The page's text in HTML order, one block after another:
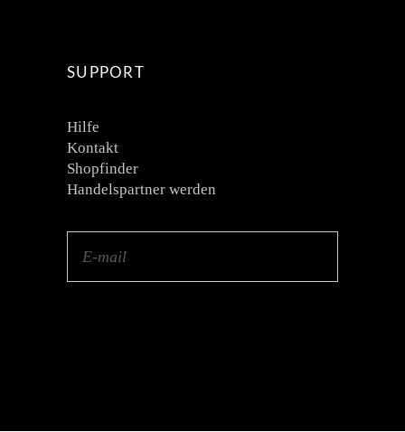
SUPPORT
Hilfe
Kontakt
Shopfinder
Handelspartner werden